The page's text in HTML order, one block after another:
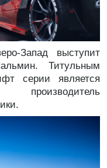
Запад выступит
Титульным
серии является